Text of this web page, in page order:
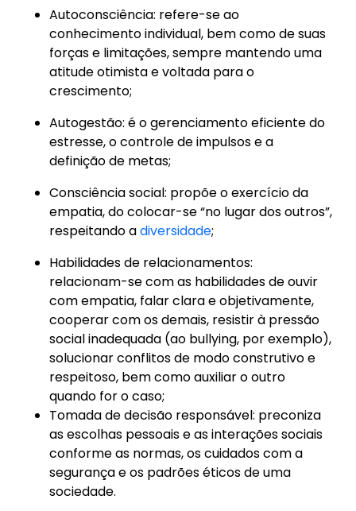
Autoconsciência: refere-se ao
conhecimento individual, bem como de suas
forças e limitações, sempre mantendo uma
atitude otimista e voltada para o
crescimento;
Autogestão: é o gerenciamento eficiente do
estresse, o controle de impulsos e a
definição de metas;
Consciência social: propõe o exercício da
empatia, do colocar-se “no lugar dos outros”,
respeitando adiversidade;
Habilidades de relacionamentos:
relacionam-se com as habilidades de ouvir
com empatia, falar clara e objetivamente,
cooperar com os demais, resistir à pressão
social inadequada (ao bullying, por exemplo),
solucionar conflitos de modo construtivo e
respeitoso, bem como auxiliar o outro
quando for o caso;
Tomada de decisão responsável: preconiza
as escolhas pessoais e as interações sociais
conforme as normas, os cuidados com a
segurança e os padrões éticos de uma
sociedade.